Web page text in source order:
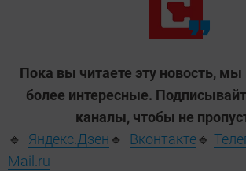
Пока вы читаете эту новость,
более интересные.
каналы, чтобы не
🔹 Яндекс.Дзен 🔹 Вконтакте🔹
Mail.ru